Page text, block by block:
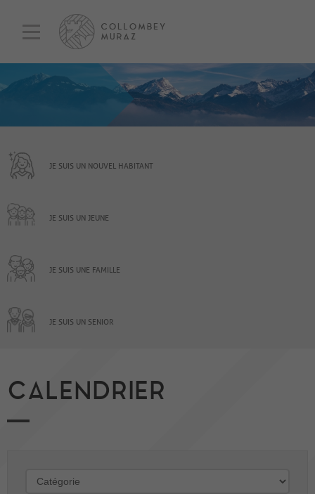
JE SUIS UN NOUVEL HABITANT
JE SUIS UN JEUNE
JE SUIS UNE FAMILLE
JE SUIS UN SENIOR
CALENDRIER